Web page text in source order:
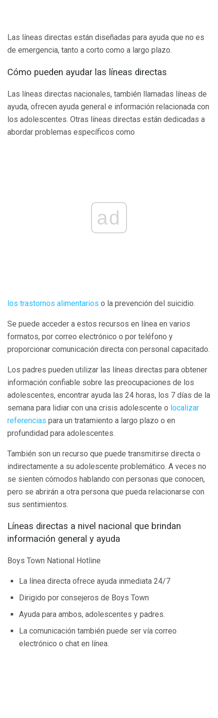
Las líneas directas están diseñadas para ayuda que no es
de emergencia, tanto a corto como a largo plazo.
Cómo pueden ayudar las líneas directas
Las líneas directas nacionales, también llamadas líneas de
ayuda, ofrecen ayuda general e información relacionada con
los adolescentes. Otras líneas directas están dedicadas a
abordar problemas específicos como
ad
los trastornos alimentarios o la prevención del suicidio.
Se puede acceder a estos recursos en línea en varios
formatos, por correo electrónico o por teléfono y
proporcionar comunicación directa con personal capacitado.
Los padres pueden utilizar las líneas directas para obtener
información confiable sobre las preocupaciones de los
adolescentes, encontrar ayuda las 24 horas, los 7 días de la
semana para lidiar con una crisis adolescente o localizar
referencias para un tratamiento a largo plazo o en
profundidad para adolescentes.
También son un recurso que puede transmitirse directa o
indirectamente a su adolescente problemático. A veces no
se sienten cómodos hablando con personas que conocen,
pero se abrirán a otra persona que pueda relacionarse con
sus sentimientos.
Líneas directas a nivel nacional que brindan
información general y ayuda
Boys Town National Hotline
La línea directa ofrece ayuda inmediata 24/7
Dirigido por consejeros de Boys Town
Ayuda para ambos, adolescentes y padres.
La comunicación también puede ser vía correo
electrónico o chat en línea.